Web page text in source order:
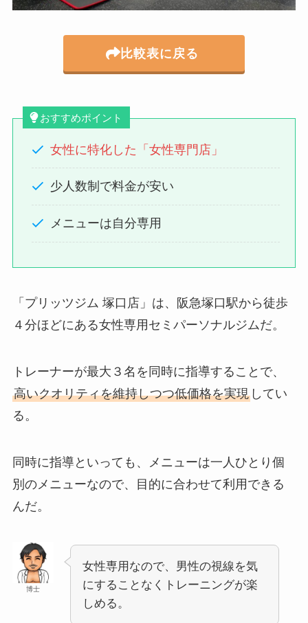
比較表に戻る
おすすめポイント
女性に特化した「女性専門店」
少人数制で料金が安い
メニューは自分専用
「プリッツジム 塚口店」は、阪急塚口駅から徒歩
４分ほどにある女性専用セミパーソナルジムだ。
トレーナーが最大３名を同時に指導することで、
高いクオリティを維持しつつ低価格を実現してい
る。
同時に指導といっても、メニューは一人ひとり個
別のメニューなので、目的に合わせて利用できる
んだ。
博士
女性専用なので、男性の視線を気
にすることなくトレーニングが楽
しめる。